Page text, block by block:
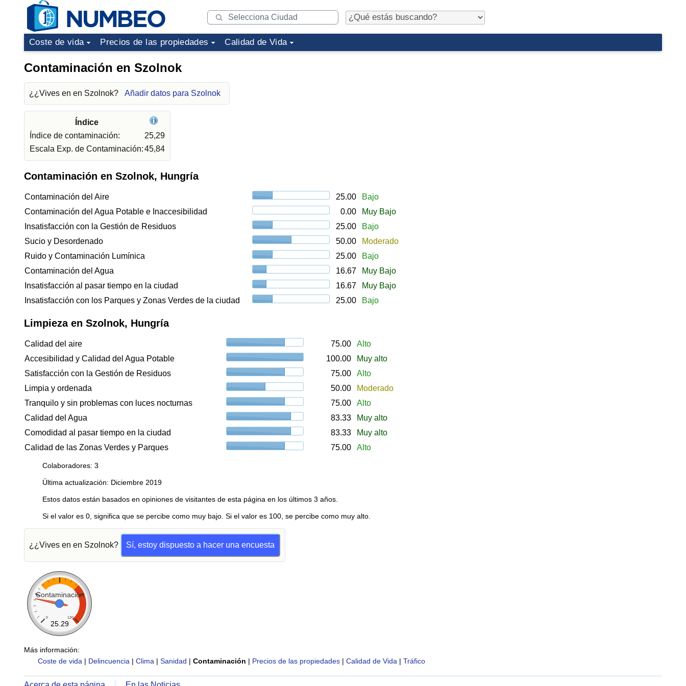
Coste de vida Precios de las propiedades Calidad de Vida
Contaminación en Szolnok
¿¿Vives en en Szolnok? Añadir datos para Szolnok
Índice
Índice de contaminación:
25,29
Escala Exp. de Contaminación:45,84
Contaminación en Szolnok, Hungría
Contaminación del Aire 25.00
Bajo
Contaminación del Agua Potable e Inaccesibilidad
0.00
Muy Bajo
Insatisfacción con la Gestión de Residuos
25.00
Bajo
Sucio y Desordenado
50.00
Moderado
Ruido y Contaminación Lumínica
25.00
Bajo
Contaminación del Agua
16.67
Muy Bajo
Insatisfacción al pasar tiempo en la ciudad
16.67
Muy Bajo
Insatisfacción con los Parques y Zonas Verdes de la ciudad
25.00 Bajo
Limpieza en Szolnok, Hungría
Calidad del aire 75.00
Alto
Accesibilidad y Calidad del Agua Potable
100.00
Muy alto
Satisfacción con la Gestión de Residuos
75.00
Alto
Limpia y ordenada
50.00
Moderado
Tranquilo y sin problemas con luces nocturnas
75.00
Alto
Calidad del Agua
83.33
Muy alto
Comodidad al pasar tiempo en la ciudad
83.33
Muy alto
Calidad de las Zonas Verdes y Parques
75.00 Alto
Colaboradores: 3
Última actualización: Diciembre 2019
Estos datos están basados en opiniones de visitantes de esta página en los últimos 3 años.
Si el valor es 0, significa que se percibe como muy bajo. Si el valor es 100, se percibe como muy alto.
¿¿Vives en en Szolnok? Sí, estoy dispuesto a hacer una encuesta
Contaminación
0 120
25.29
Más información:
Coste de vida | Delincuencia | Clima | Sanidad | Contaminación | Precios de las propiedades | Calidad de Vida | Tráfico